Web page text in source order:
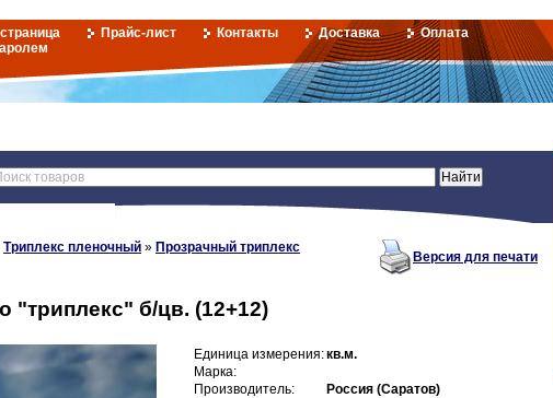
Прайс-лист Контакты Доставка
Оплата
Триплекс пленочный » Прозрачный триплекс
Версия для печати
"триплекс" б/цв. (12+12)
Единица измерения:кв.м.
Марка:
Производитель:
Россия (Саратов)